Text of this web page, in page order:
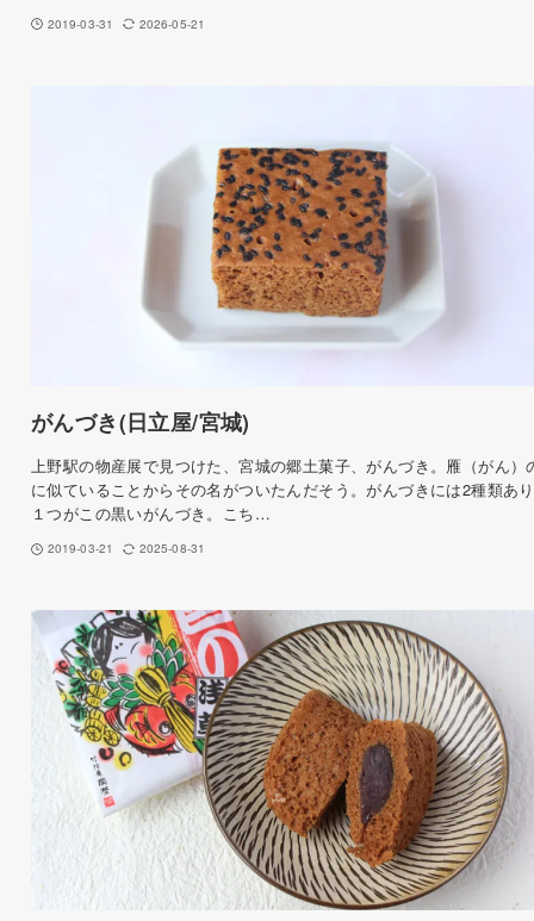
2019-03-31 2026-05-21
がんづき(日立屋/宮城)
上野駅の物産展で見つけた、宮城の郷土菓子、がんづき。雁（がん）
に似ていることからその名がついたんだそう。がんづきには2種類あ
１つがこの黒いがんづき。こち…
2019-03-21 2025-08-31